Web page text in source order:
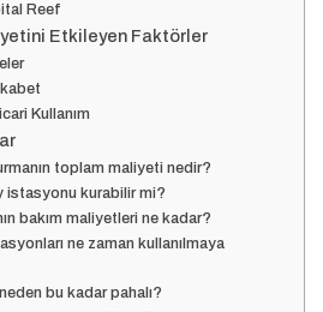
Reef
Etkileyen Faktörler
Kullanım
toplam maliyeti nedir?
istasyonu kurabilir mi?
bakım maliyetleri ne kadar?
ne zaman kullanılmaya
bu kadar pahalı?